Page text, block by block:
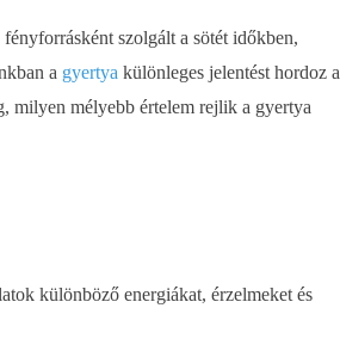
szolgált a sötét időkben,
a gyertya különleges jelentést hordoz a
milyen mélyebb értelem rejlik a gyertya
különböző energiákat, érzelmeket és